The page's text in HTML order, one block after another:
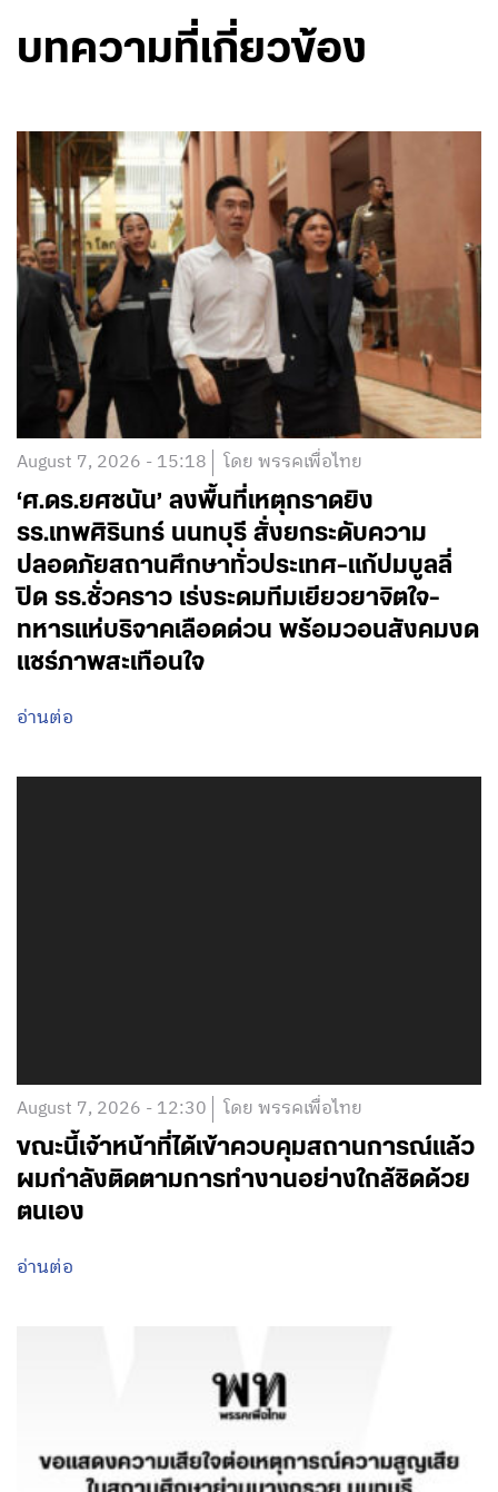
บทความที่เกี่ยวข้อง
August 7, 2026 - 15:18 โดย พรรคเพื่อไทย
‘ศ.ดร.ยศชนัน’ ลงพื้นที่เหตุกราดยิง
รร.เทพศิรินทร์ นนทบุรี สั่งยกระดับความ
ปลอดภัยสถานศึกษาทั่วประเทศ-แก้ปมบูลลี่
ปิด รร.ชั่วคราว เร่งระดมทีมเยียวยาจิตใจ-
ทหารแห่บริจาคเลือดด่วน พร้อมวอนสังคมงด
แชร์ภาพสะเทือนใจ
อ่านต่อ
August 7, 2026 - 12:30 โดย พรรคเพื่อไทย
ขณะนี้เจ้าหน้าที่ได้เข้าควบคุมสถานการณ์แล้ว
ผมกำลังติดตามการทำงานอย่างใกล้ชิดด้วย
ตนเอง
อ่านต่อ